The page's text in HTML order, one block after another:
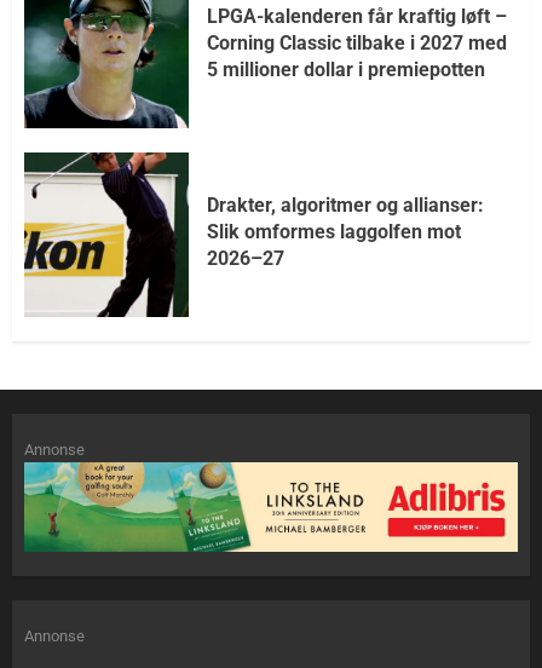
LPGA-kalenderen får kraftig løft –
Corning Classic tilbake i 2027 med
5 millioner dollar i premiepotten
Drakter, algoritmer og allianser:
Slik omformes laggolfen mot
2026–27
Annonse
Annonse